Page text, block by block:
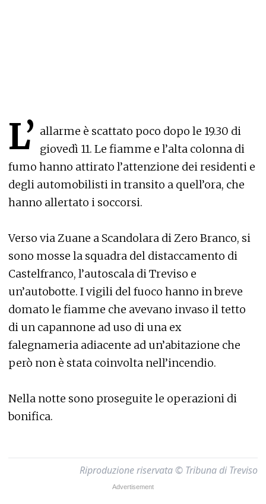
L’ allarme è scattato poco dopo le 19.30 di
giovedì 11. Le fiamme e l’alta colonna di
fumo hanno attirato l’attenzione dei residenti e
degli automobilisti in transito a quell’ora, che
hanno allertato i soccorsi.
Verso via Zuane a Scandolara di Zero Branco, si
sono mosse la squadra del distaccamento di
Castelfranco, l’autoscala di Treviso e
un’autobotte. I vigili del fuoco hanno in breve
domato le fiamme che avevano invaso il tetto
di un capannone ad uso di una ex
falegnameria adiacente ad un’abitazione che
però non è stata coinvolta nell’incendio.
Nella notte sono proseguite le operazioni di
bonifica.
Riproduzione riservata © Tribuna di Treviso